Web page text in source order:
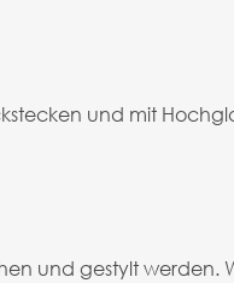
und mit
und gestylt werden.